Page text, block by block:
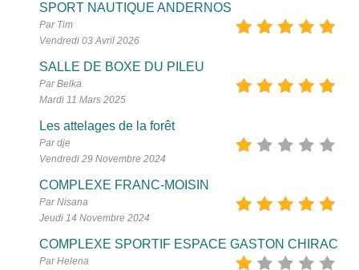
SPORT NAUTIQUE ANDERNOS
Par Tim
Vendredi 03 Avril 2026
SALLE DE BOXE DU PILEU
Par Belka
Mardi 11 Mars 2025
Les attelages de la forêt
Par dje
Vendredi 29 Novembre 2024
COMPLEXE FRANC-MOISIN
Par Nisana
Jeudi 14 Novembre 2024
COMPLEXE SPORTIF ESPACE GASTON CHIRAC
Par Helena